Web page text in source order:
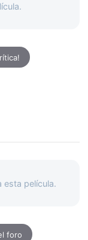
esta película.
foro